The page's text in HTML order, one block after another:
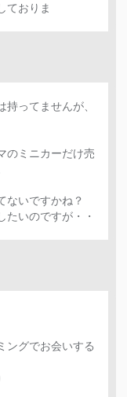
ておりま
ってませんが、
のミニカーだけ売
ないですかね？
たいのですが・・
ングでお会いする